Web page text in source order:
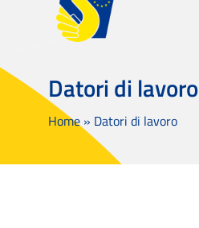
Candidati
Unisciti alla community
Datori di lavoro
Home» Datori di lavoro